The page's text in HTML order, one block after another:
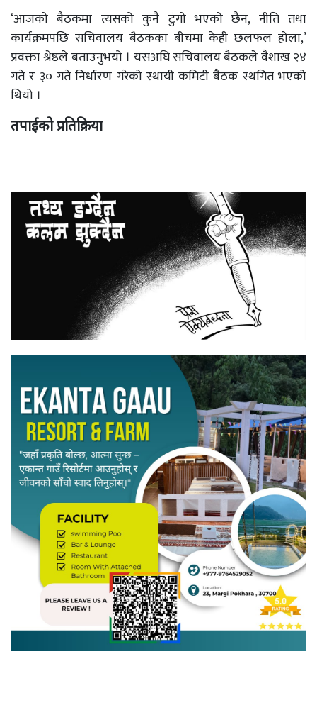
‘आजको बैठकमा त्यसको कुनै टुंगो भएको छैन, नीति तथा
कार्यक्रमपछि सचिवालय बैठकका बीचमा केही छलफल होला,’
प्रवक्ता श्रेष्ठले बताउनुभयो । यसअघि सचिवालय बैठकले वैशाख २४
गते र ३० गते निर्धारण गरेको स्थायी कमिटी बैठक स्थगित भएको
थियो ।
तपाईको प्रतिक्रिया